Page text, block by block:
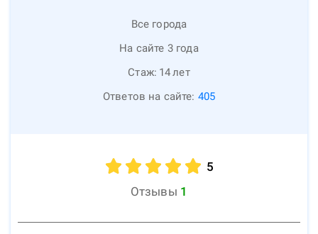
Все города
На сайте 3 года
Стаж: 14лет
Ответов на сайте: 405
5
Отзывы 1